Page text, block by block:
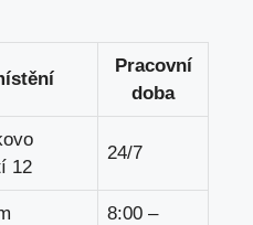
Pracovní
doba
12
24/7
8:00 –